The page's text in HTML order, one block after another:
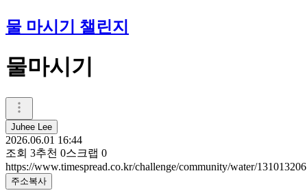
물 마시기 챌린지
물마시기
Juhee Lee
2026.06.01 16:44
조회 3추천 0스크랩 0
https://www.timespread.co.kr/challenge/community/water/131013206
주소복사